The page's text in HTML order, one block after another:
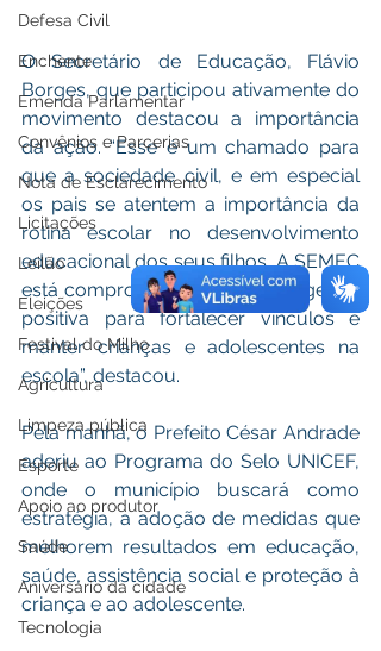
Defesa Civil
Enchente
Emenda Parlamentar
Convênios e Parcerias
Nota de Esclarecimento
Licitações
Leilão
Eleições
Festival do Milho
Agricultura
Limpeza pública
Esporte
Apoio ao produtor
Saúde
Aniversário da cidade
Tecnologia
O Secretário de Educação, Flávio
Borges, que participou ativamente do
movimento destacou a importância
da ação. “Esse é um chamado para
que a sociedade civil, e em especial
os pais se atentem a importância da
rotina escolar no desenvolvimento
educacional dos seus filhos. A SEMEC
está comprometida com uma agenda
positiva para fortalecer vínculos e
manter crianças e adolescentes na
escola”, destacou.
Pela manhã, o Prefeito César Andrade
aderiu ao Programa do Selo UNICEF,
onde o município buscará como
estratégia, a adoção de medidas que
melhorem resultados em educação,
saúde, assistência social e proteção à
criança e ao adolescente.